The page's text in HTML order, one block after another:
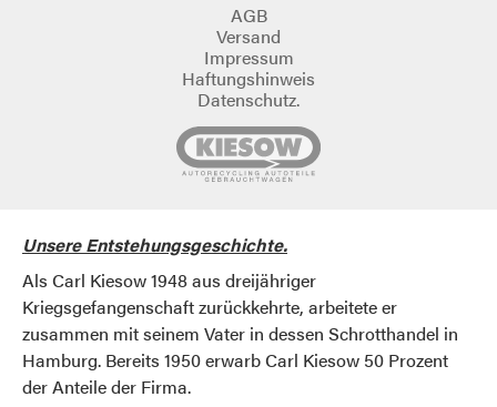
AGB
Versand
Impressum
Haftungshinweis
Datenschutz.
Unsere Entstehungsgeschichte.
Als Carl Kiesow 1948 aus dreijähriger
Kriegsgefangenschaft zurückkehrte, arbeitete er
zusammen mit seinem Vater in dessen Schrotthandel in
Hamburg. Bereits 1950 erwarb Carl Kiesow 50 Prozent
der Anteile der Firma.